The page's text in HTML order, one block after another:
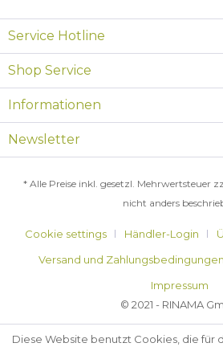
Service Hotline
Shop Service
Informationen
Newsletter
* Alle Preise inkl. gesetzl. Mehrwertsteuer
nicht anders
Cookie settings Händler-Login
Versand und Zahlungsbedingungen
Impressum
© 2021 - RINAMA
Diese Website benutzt Cookies, die für